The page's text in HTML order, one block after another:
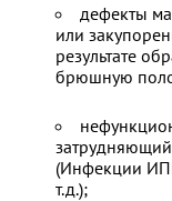
дефекты
или
результате
брюшную
(Инфекции
т.д.);